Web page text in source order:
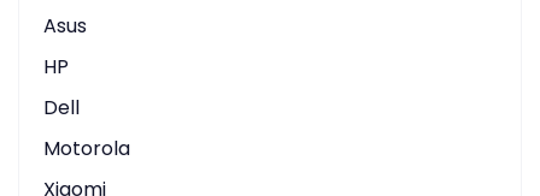
Asus
HP
Dell
Motorola
Xiaomi